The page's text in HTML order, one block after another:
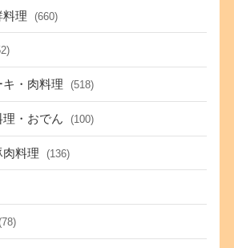
料理 (660)
・肉料理 (518)
理・おでん (100)
肉料理 (136)